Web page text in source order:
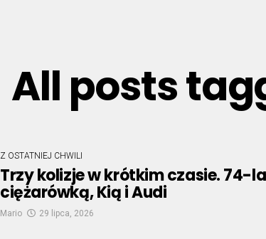
All posts
Z OSTATNIEJ CHWILI
Trzy kolizje w krótkim czasie. 74-
ciężarówką, Kią i Audi
Mario 29 lipca, 2026